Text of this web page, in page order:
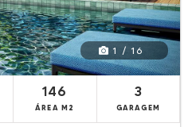
1 / 16
146
ÁREA M2
3
GARAGEM